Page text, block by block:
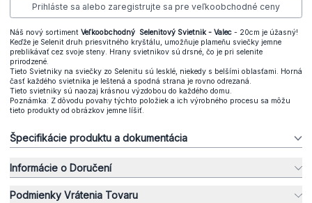
Prihláste sa alebo zaregistrujte sa pre veľkoobchodné ceny
Náš nový sortiment Veľkoobchodný Selenitový Svietnik - Valec - 20cm je úžasný!
Keďže je Selenit druh priesvitného kryštálu, umožňuje plameňu sviečky jemne
preblikávať cez svoje steny. Hrany svietnikov sú drsné, čo je pri selenite
prirodzené.
Tieto Svietniky na sviečky zo Selenitu sú lesklé, niekedy s belšími oblasťami. Horná
časť každého svietnika je leštená a spodná strana je rovno odrezaná.
Tieto svietniky sú naozaj krásnou výzdobou do každého domu.
Poznámka: Z dôvodu povahy týchto položiek a ich výrobného procesu sa môžu
tieto produkty od obrázkov jemne líšiť.
Špecifikácie produktu a dokumentácia
Informácie o Doručení
Podmienky Vrátenia Tovaru